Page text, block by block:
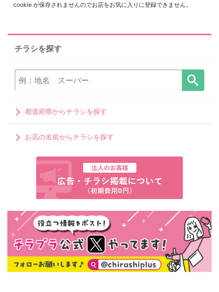
cookie が保存されませんのでお店をお気に入りに登録できません。
チラシを探す
都道府県からチラシを探す
お店の名前からチラシを探す